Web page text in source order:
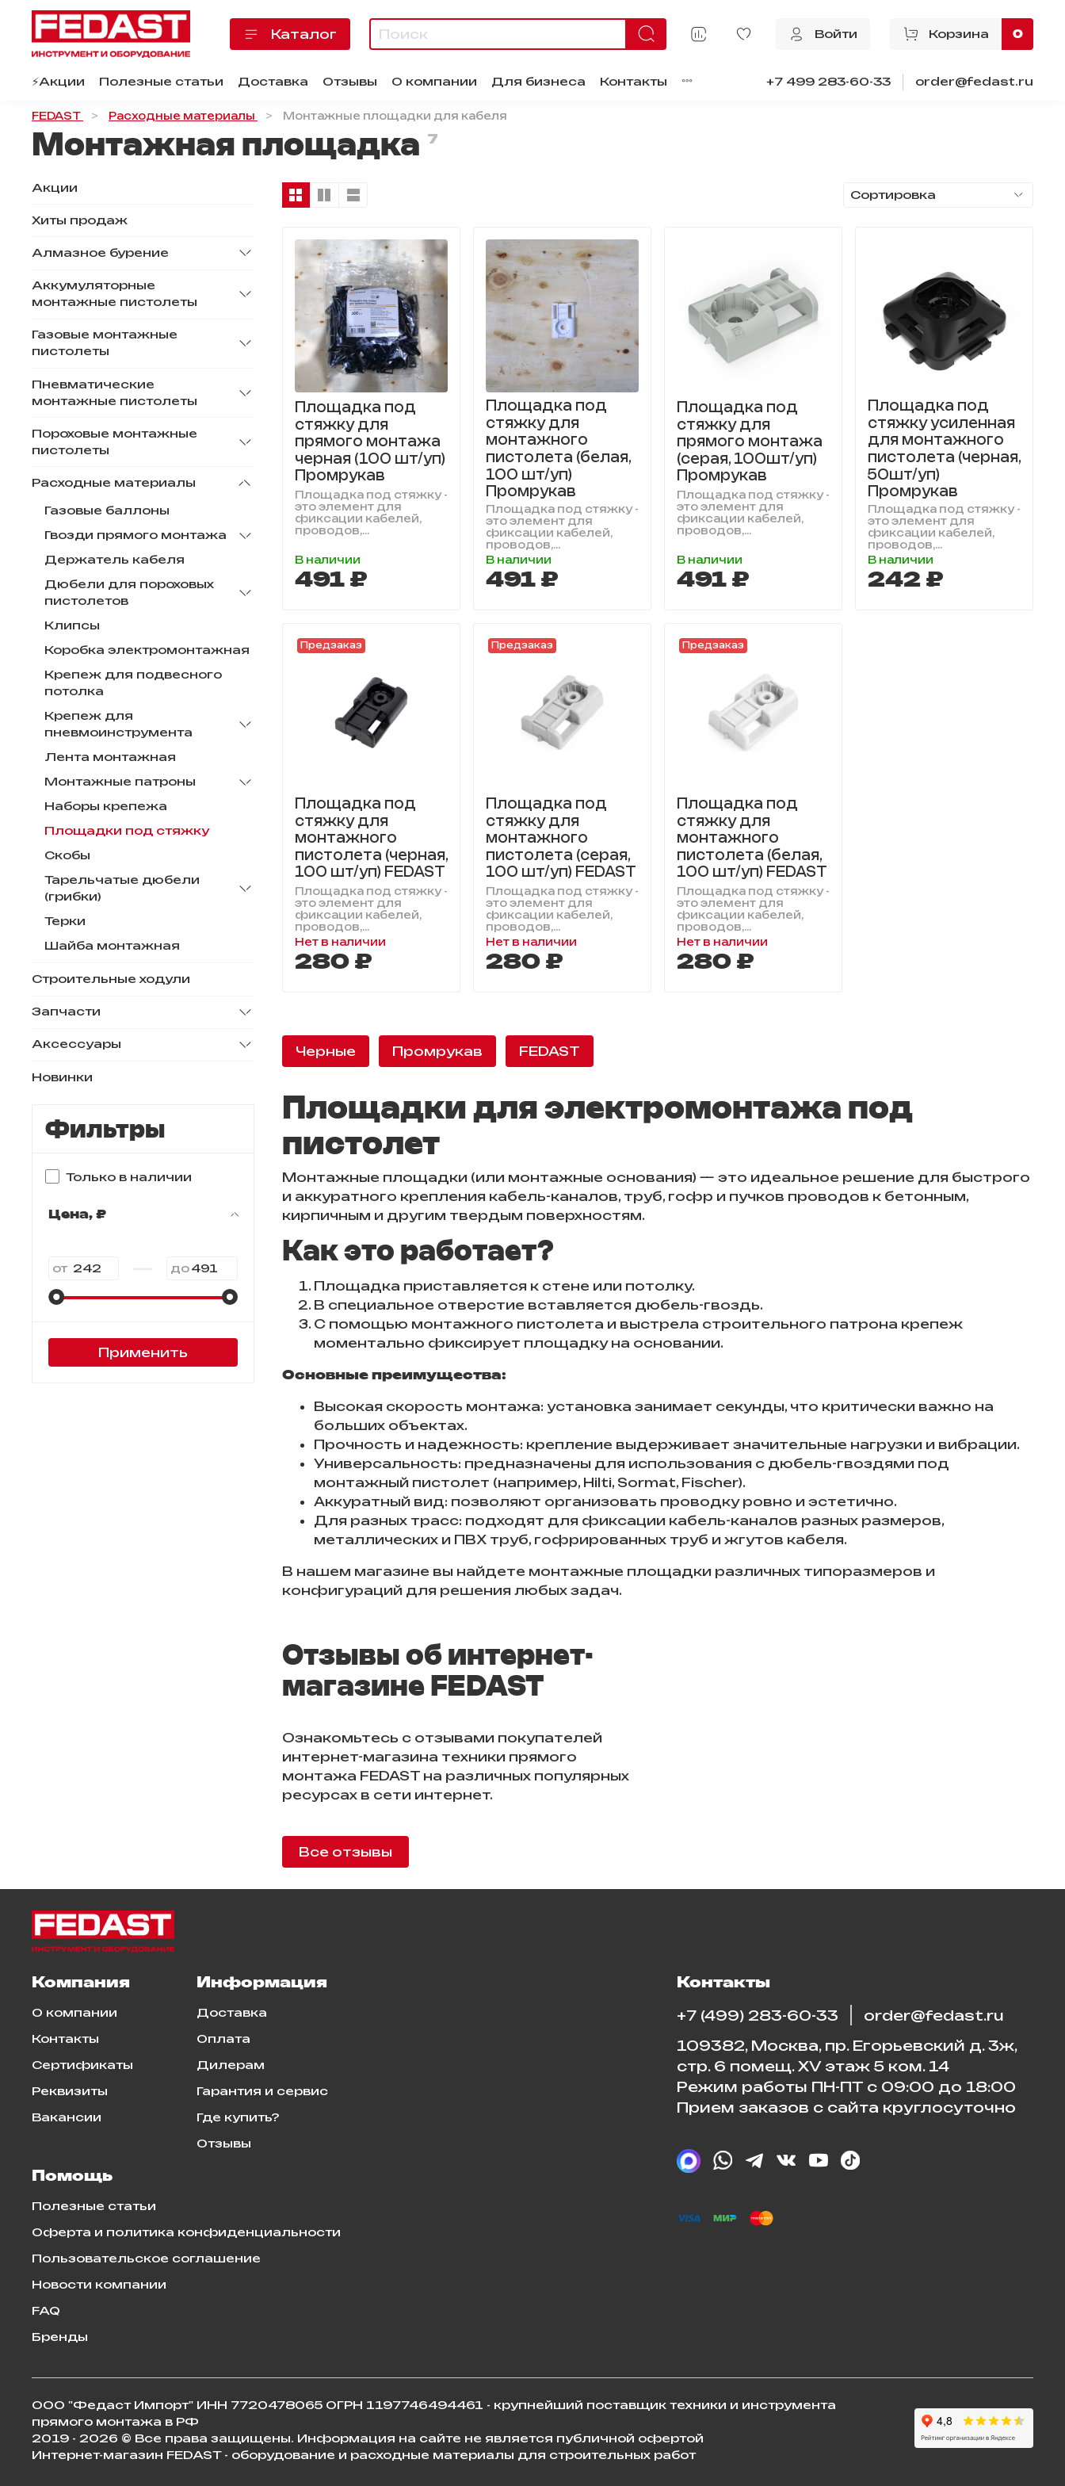
Каталог Войти Корзина 0
⚡️Акции Полезные статьи Доставка Отзывы О компании Для бизнеса Контакты +7 499 283-60-33 order@fedast.ru
FEDAST Расходные материалы Монтажные площадки для кабеля
Монтажная площадка 7
Площадка под
стяжку для
прямого монтажа
черная (100 шт/уп)
Промрукав
Площадка под стяжку -
это элемент для
фиксации кабелей,
проводов,...
В наличии
491 ₽
Площадка под
стяжку для
монтажного
пистолета (белая,
100 шт/уп)
Промрукав
Площадка под стяжку -
это элемент для
фиксации кабелей,
проводов,...
В наличии
491 ₽
Площадка под
стяжку для
прямого монтажа
(серая, 100шт/уп)
Промрукав
Площадка под стяжку -
это элемент для
фиксации кабелей,
проводов,...
В наличии
491 ₽
Площадка под
стяжку усиленная
для монтажного
пистолета (черная,
50шт/уп)
Промрукав
Площадка под стяжку -
это элемент для
фиксации кабелей,
проводов,...
В наличии
242 ₽
Предзаказ
Площадка под
стяжку для
монтажного
пистолета (черная,
100 шт/уп) FEDAST
Площадка под стяжку -
это элемент для
фиксации кабелей,
проводов,...
Нет в наличии
280 ₽
Предзаказ
Площадка под
стяжку для
монтажного
пистолета (серая,
100 шт/уп) FEDAST
Площадка под стяжку -
это элемент для
фиксации кабелей,
проводов,...
Нет в наличии
280 ₽
Предзаказ
Площадка под
стяжку для
монтажного
пистолета (белая,
100 шт/уп) FEDAST
Площадка под стяжку -
это элемент для
фиксации кабелей,
проводов,...
Нет в наличии
280 ₽
Черные Промрукав FEDAST
Площадки для электромонтажа под
пистолет
Монтажные площадки (или монтажные основания) — это идеальное решение для быстрого
и аккуратного крепления кабель-каналов, труб, гофр и пучков проводов к бетонным,
кирпичным и другим твердым поверхностям.
Как это работает?
Площадка приставляется к стене или потолку.
В специальное отверстие вставляется дюбель-гвоздь.
С помощью монтажного пистолета и выстрела строительного патрона крепеж
моментально фиксирует площадку на основании.
Основные преимущества:
Высокая скорость монтажа: установка занимает секунды, что критически важно на
больших объектах.
Прочность и надежность: крепление выдерживает значительные нагрузки и вибрации.
Универсальность: предназначены для использования с дюбель-гвоздями под
монтажный пистолет (например, Hilti, Sormat, Fischer).
Аккуратный вид: позволяют организовать проводку ровно и эстетично.
Для разных трасс: подходят для фиксации кабель-каналов разных размеров,
металлических и ПВХ труб, гофрированных труб и жгутов кабеля.
В нашем магазине вы найдете монтажные площадки различных типоразмеров и
конфигураций для решения любых задач.
Отзывы об интернет-
магазине FEDAST
Ознакомьтесь с отзывами покупателей
интернет-магазина техники прямого
монтажа FEDAST на различных популярных
ресурсах в сети интернет.
Все отзывы
Акции
Хиты продаж
Алмазное бурение
Аккумуляторные
монтажные пистолеты
Газовые монтажные
пистолеты
Пневматические
монтажные пистолеты
Пороховые монтажные
пистолеты
Расходные материалы
Газовые баллоны
Гвозди прямого монтажа
Держатель кабеля
Дюбели для пороховых
пистолетов
Клипсы
Коробка электромонтажная
Крепеж для подвесного
потолка
Крепеж для
пневмоинструмента
Лента монтажная
Монтажные патроны
Наборы крепежа
Площадки под стяжку
Скобы
Тарельчатые дюбели
(грибки)
Терки
Шайба монтажная
Строительные ходули
Запчасти
Аксессуары
Новинки
Фильтры
Только в наличии
Цена, ₽
от до
Применить
Компания
О компании
Контакты
Сертификаты
Реквизиты
Вакансии
Информация
Доставка
Оплата
Дилерам
Гарантия и сервис
Где купить?
Отзывы
Помощь
Полезные статьи
Оферта и политика конфиденциальности
Пользовательское соглашение
Новости компании
FAQ
Бренды
Контакты
+7 (499) 283-60-33
order@fedast.ru
109382, Москва, пр. Егорьевский д. 3ж,
стр. 6 помещ. XV этаж 5 ком. 14
Режим работы ПН-ПТ с 09:00 до 18:00
Прием заказов с сайта круглосуточно
ООО "Федаст Импорт" ИНН 7720478065 ОГРН 1197746494461 - крупнейший поставщик техники и инструмента
прямого монтажа в РФ
2019 - 2026 © Все права защищены. Информация на сайте не является публичной офертой
Интернет-магазин FEDAST - оборудование и расходные материалы для строительных работ